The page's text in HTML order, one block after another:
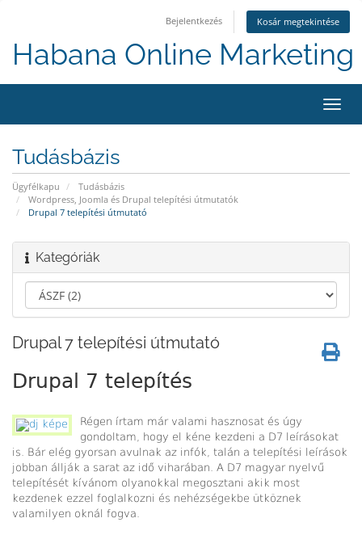
Bejelentkezés Kosár megtekintése
Habana Online Marketing
a
Tudásbázis
Ügyfélkapu
Tudásbázis
Wordpress, Joomla és Drupal telepítési útmutatók
Drupal 7 telepítési útmutató
Kategóriák
Drupal 7 telepítési útmutató
Drupal 7 telepítés
Régen írtam már valami hasznosat és úgy
gondoltam, hogy el kéne kezdeni a D7 leírásokat
is. Bár elég gyorsan avulnak az infók, talán a telepítési leírások
jobban állják a sarat az idő viharában. A D7 magyar nyelvű
telepítését kívánom olyanokkal megosztani akik most
kezdenek ezzel foglalkozni és nehézségekbe ütköznek
valamilyen oknál fogva.